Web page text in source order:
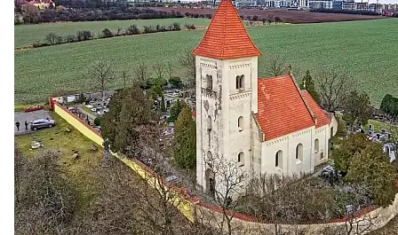
Politika • Volební seriál #02: Nová výstavba v jihozápadním
městě
Jakými nástroji navrhujete vstupovat z pozice ÚMČ Praha
13 do procesů developerské výstavby např. v lokalitě
Třebonice a Chaby, kterou umožňuje nově schválený
Metropolitn...